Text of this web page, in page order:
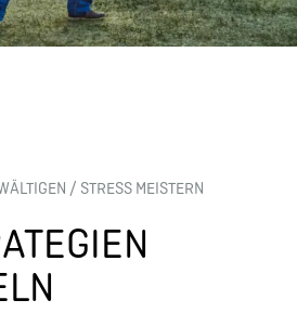
/ STRESS MEISTERN